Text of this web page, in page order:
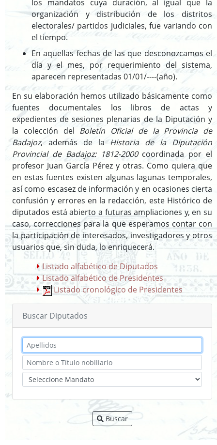
los mandatos cuya duración, al igual que la
organización y distribución de los distritos
electorales/ partidos judiciales, fue variando con
el tiempo.
En aquellas fechas de las que desconozcamos el
día y el mes, por requerimiento del sistema,
aparecen representadas 01/01/----(año).
En su elaboración hemos utilizado básicamente como
fuentes documentales los libros de actas y
expedientes de sesiones plenarias de la Diputación y
la colección del Boletín Oficial de la Provincia de
Badajoz, además de la Historia de la Diputación
Provincial de Badajoz: 1812-2000coordinada por el
profesor Juan García Pérez y otras. Como quiera que
en estas fuentes existen algunas lagunas temporales,
así como escasez de información y en ocasiones cierta
confusión y errores en la redacción, este Histórico de
diputados está abierto a futuras ampliaciones y, en su
caso, correcciones para la que esperamos contar con
la participación de interesados, investigadores y otros
usuarios que, sin duda, lo enriquecerá.
Listado alfabético de Diputados
Listado alfabético de Presidentes
Listado cronológico de Presidentes
Buscar Diputados
Buscar